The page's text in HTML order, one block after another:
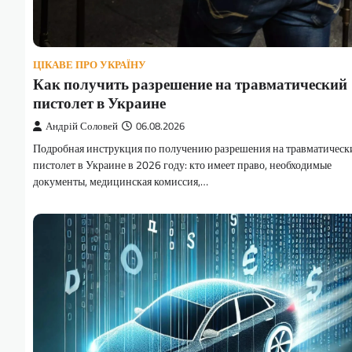
ЦІКАВЕ ПРО УКРАЇНУ
Как получить разрешение на травматический
пистолет в Украине
Андрій Соловей 06.08.2026
Подробная инструкция по получению разрешения на
пистолет в Украине в 2026 году: кто имеет право, необходимые
документы, медицинская комиссия,…